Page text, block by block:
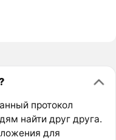
протокол
найти друг друга.
для